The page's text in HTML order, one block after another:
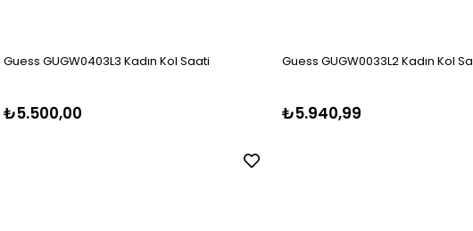
Guess GUGW0403L3 Kadın Kol Saati
₺5.500,00
Guess GUGW0033L2 Kadın Kol
₺5.940,99